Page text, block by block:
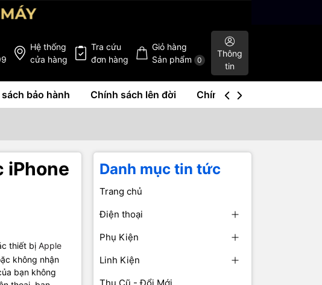
Hệ thống
cửa hàng
Tra cứu
đơn hàng
Giỏ hàng
Sản phẩm
0
Thông
tin
bảo hành Chính sách lên đời Chính sách mua lại
iPhone
thiết bị Apple
không nhận
bạn không
Danh mục tin tức
Trang chủ
Điện thoại
Phụ Kiện
Linh Kiện